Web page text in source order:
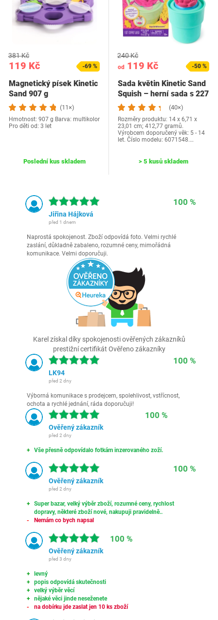
119 Kč
381 Kč
-69 %
Magnetický písek Kinetic
Sand 907 g
(11×)
Hmotnost: 907 g Barva: multikolor
Pro děti od: 3 let
Poslední kus skladem
od 119 Kč
240 Kč
-50 %
Sada květin Kinetic Sand
Squish – herní sada s 227
g…
(40×)
Rozměry produktu: 14 x 6,71 x
23,01 cm; 412,77 gramů.
Výrobcem doporučený věk: 5 - 14
let. Číslo modelu: 6071548.…
> 5 kusů skladem
100 %
Jiřina Hájková
před 1 dnem
Naprostá spokojenost. Zboží odpovídá foto. Velmi rychlé
zaslání, důkladně zabaleno, rozumné ceny, mimořádná
komunikace. Velmi doporučuji.
Karel získal díky spokojenosti ověřených zákazníků
prestižní certifikát Ověřeno zákazníky
100 %
LK94
před 2 dny
Výborná komunikace s prodejcem, spolehlivost, vstřícnost,
ochota a rychlé jednání, ráda doporučuji!
100 %
Ověřený zákazník
před 2 dny
Vše přesně odpovídalo fotkám inzerovaného zoží.
100 %
Ověřený zákazník
před 2 dny
Super bazar, velký výběr zboží, rozumné ceny, rychlost
dopravy, některé zboží nové, nakupuji pravidelně..
Nemám co bych napsal
100 %
Ověřený zákazník
před 3 dny
levný
popis odpovídá skutečnosti
velký výběr věcí
nějaké věci jinde neseženete
na dobírku jde zaslat jen 10 ks zboží